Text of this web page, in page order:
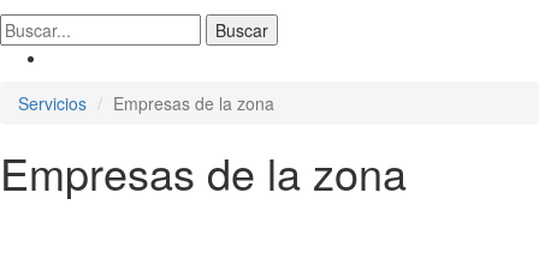
Servicios Empresas de la zona
Empresas de la zona